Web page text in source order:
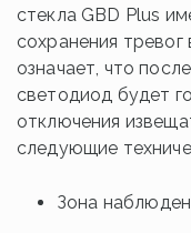
стекла GBD Plus
сохранения
означает, что
светодиод будет
отключения
следующие
Зона